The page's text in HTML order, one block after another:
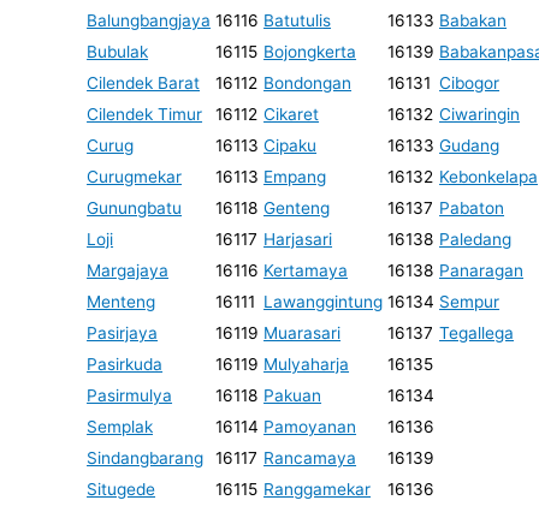
Balungbangjaya 16116 Batutulis 16133 Babakan
Bubulak
16115 Bojongkerta 16139
Cilendek Barat
16112 Bondongan 16131 Cibogor
Cilendek Timur
16112 Cikaret 16132 Ciwaringin
Curug
16113 Cipaku 16133 Gudang
Curugmekar
16113 Empang 16132 Kebonkelapa
Gunungbatu
16118 Genteng 16137 Pabaton
Loji
16117 Harjasari 16138 Paledang
Margajaya
16116 Kertamaya 16138 Panaragan
Menteng
16111 Lawanggintung 16134 Sempur
Pasirjaya
16119 Muarasari 16137 Tegallega
Pasirkuda
16119 Mulyaharja
16135
Pasirmulya
16118 Pakuan
16134
Semplak
16114 Pamoyanan
16136
Sindangbarang
16117 Rancamaya
16139
Situgede
16115 Ranggamekar 16136